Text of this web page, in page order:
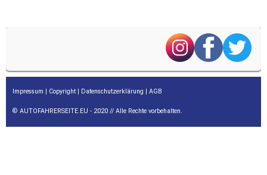
Impressum Copyright Datenschutzerklärung AGB
© AUTOFAHRERSEITE.EU - 2020 // Alle Rechte vorbehalten.